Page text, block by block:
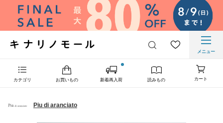
メニュー
カテゴリ お買いもの 新着再入荷 読みもの カート
Piu di aranciato